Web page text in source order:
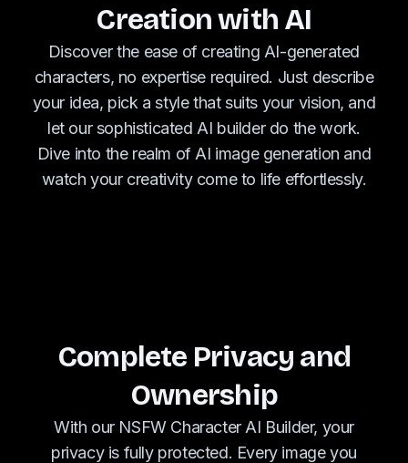
Creation with AI
Discover the ease of creating AI-generated
characters, no expertise required. Just describe
your idea, pick a style that suits your vision, and
let our sophisticated AI builder do the work.
Dive into the realm of AI image generation and
watch your creativity come to life effortlessly.
Complete Privacy and
Ownership
With our NSFW Character AI Builder, your
privacy is fully protected. Every image you